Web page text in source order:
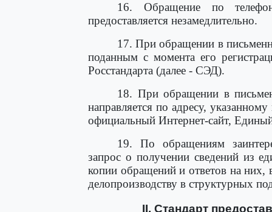
16. Обращение по
предоставляется незамедлительно.
17. При обращении в
поданным с момента его
Росстандарта (далее - СЭД).
18. При обращении в
направляется по адресу,
официальный Интернет-сайт,
19. По обращениям
запрос о получении сведений из
копии обращений и ответов на них,
делопроизводству в структурных
II. Стандарт